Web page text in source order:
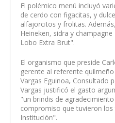
El polémico menú incluyó
de cerdo con figacitas, y
alfajorcitos y frolitas.
Heineken, sidra y
Lobo Extra Brut".
El organismo que preside
gerente al referente
Vargas Eguinoa, Consultado
Vargas justificó el gasto
"un brindis de
compromiso que tuvieron
Institución".